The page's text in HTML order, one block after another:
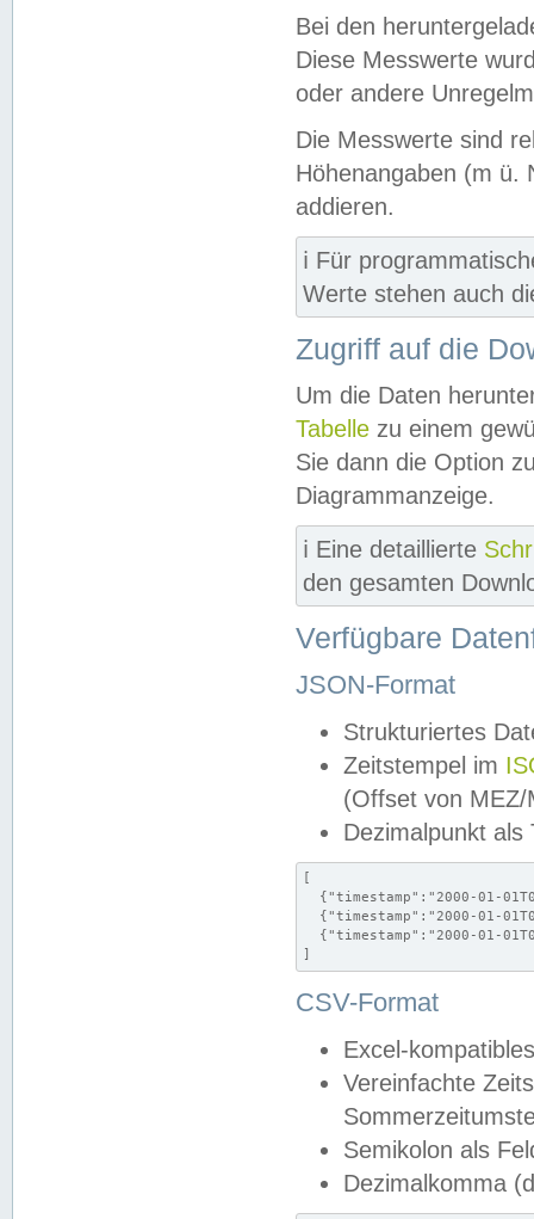
Bei den
Diese Messwerte
oder andere
Die Messwerte sind
Höhenangaben (m ü.
addieren.
ℹ️ Für
Werte stehen auch
Zugriff auf die
Um die Daten
Tabelle zu einem
Sie dann die Option
Diagrammanzeige.
ℹ️ Eine detaillierte
den gesamten
Verfügbare
JSON-Format
Strukturiertes
Zeitstempel im
(Offset von MEZ/
Dezimalpunkt als
[
{"timestamp":"2000-01-
{"timestamp":"2000-01-
{"timestamp":"2000-01-
]
CSV-Format
Excel-
Vereinfachte
Semikolon als
Dezimalkomma